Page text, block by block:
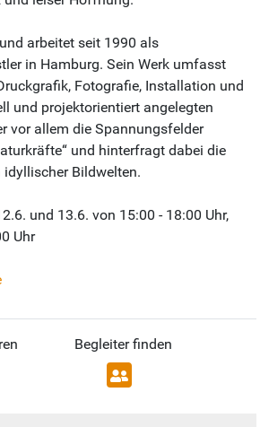
arbeitet seit 1990 als
in Hamburg. Sein Werk umfasst
Fotografie, Installation und
und projektorientiert angelegten
vor allem die Spannungsfelder
und hinterfragt dabei die
Bildwelten.
und 13.6. von 15:00 - 18:00 Uhr,
Uhr
Begleiter finden